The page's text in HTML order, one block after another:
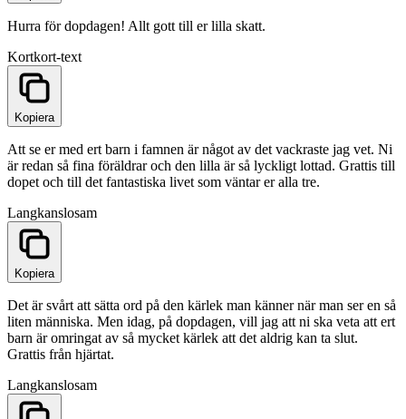
Hurra för dopdagen! Allt gott till er lilla skatt.
Kortkort-text
Kopiera
Att se er med ert barn i famnen är något av det vackraste jag vet. Ni
är redan så fina föräldrar och den lilla är så lyckligt lottad. Grattis till
dopet och till det fantastiska livet som väntar er alla tre.
Langkanslosam
Kopiera
Det är svårt att sätta ord på den kärlek man känner när man ser en så
liten människa. Men idag, på dopdagen, vill jag att ni ska veta att ert
barn är omringat av så mycket kärlek att det aldrig kan ta slut.
Grattis från hjärtat.
Langkanslosam